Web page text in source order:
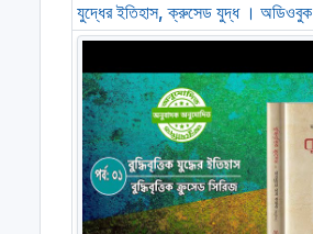
যুদ্ধের ইতিহাস, ক্রুসেড যুদ্ধ । অডিওবুক